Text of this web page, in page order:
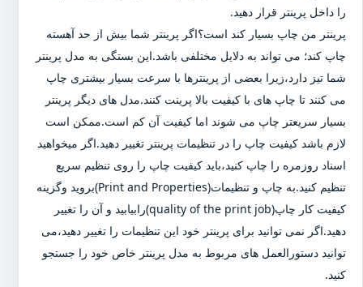
را داخل پرینتر قرار دهید.
پرینتر من چاپ بسیار کند است؟اگر پرینتر شما بیش از حد آهسته
چاپ کند؛ می تواند به دلایل مختلفی باشد.این بستگی به مدل پرینتر
شما تیز دارد،زیرا بعضی از پرینترها با سرعت بسیار بیشتری چاپ
می کنند تا چاپ های با کیفیت بالا پرینت کنند.مدل های دیگر پرینتر
بسیار سریعتر چاپ می شوند اما کیفیت آن کم است.ممکن است
لازم باشد کیفیت چاپ را در تنظیمات پرینتر تغییر دهید.اگر میخواهید
اسناد روزمره را چاپ کنید،باید کیفیت چاپ را روی تنظیم سریع
تنظیم کنید.به چاپ و تنظیمات(Print and Properties)بروید وگزینه
کیفیت کار چاپ(quality of the print job)رابیابید و آن را تغییر
دهید.اگر نمی توانید برای پرینتر خود این تنظیمات را تغییر دهید،می
توانید دستورالعمل های مربوط به مدل پرینتر خاص خود را جستجو
کنید.